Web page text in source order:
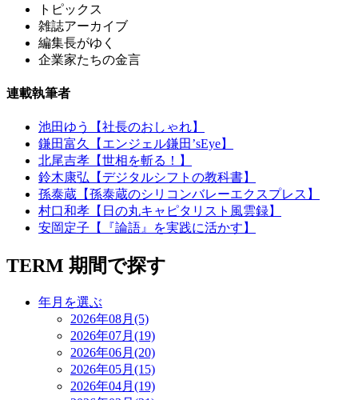
トピックス
雑誌アーカイブ
編集長がゆく
企業家たちの金言
連載執筆者
池田ゆう【社長のおしゃれ】
鎌田富久【エンジェル鎌田’sEye】
北尾吉孝【世相を斬る！】
鈴木康弘【デジタルシフトの教科書】
孫泰蔵【孫泰蔵のシリコンバレーエクスプレス】
村口和孝【日の丸キャピタリスト風雲録】
安岡定子【『論語』を実践に活かす】
TERM 期間で探す
年月を選ぶ
2026年08月(5)
2026年07月(19)
2026年06月(20)
2026年05月(15)
2026年04月(19)